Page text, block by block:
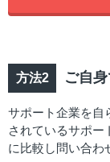
ご自
サポート企業を自
されているサポー
に比較し問い合わ